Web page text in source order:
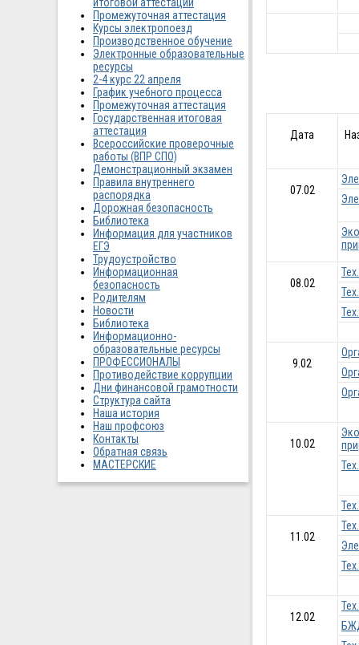
Промежуточная аттестация
Курсы электропоезд
Производственное обучение
Электронные образовательные
ресурсы
2-4 курс 22 апреля
График учебного процесса
Промежуточная аттестация
Государственная итоговая
аттестация
Всероссийские проверочные
работы (ВПР СПО)
Демонстрационный экзамен
Правила внутреннего
распорядка
Дорожная безопасность
Библиотека
Информация для участников
ЕГЭ
Трудоустройство
Информационная
безопасность
Родителям
Новости
Библиотека
Информационно-
образовательные ресурсы
ПРОФЕССИОНАЛЫ
Противодействие коррупции
Дни финансовой грамотности
Структура сайта
Наша история
Наш профсоюз
Контакты
Обратная связь
МАСТЕРСКИЕ
Дата
07.02
08.02
9.02
10.02
11.02
12.02